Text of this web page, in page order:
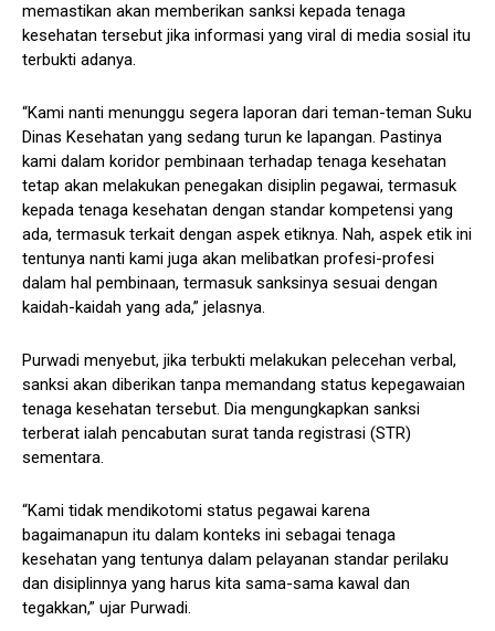
memastikan akan memberikan sanksi kepada tenaga
kesehatan tersebut jika informasi yang viral di media sosial itu
terbukti adanya.
“Kami nanti menunggu segera laporan dari teman-teman Suku
Dinas Kesehatan yang sedang turun ke lapangan. Pastinya
kami dalam koridor pembinaan terhadap tenaga kesehatan
tetap akan melakukan penegakan disiplin pegawai, termasuk
kepada tenaga kesehatan dengan standar kompetensi yang
ada, termasuk terkait dengan aspek etiknya. Nah, aspek etik ini
tentunya nanti kami juga akan melibatkan profesi-profesi
dalam hal pembinaan, termasuk sanksinya sesuai dengan
kaidah-kaidah yang ada,” jelasnya.
Purwadi menyebut, jika terbukti melakukan pelecehan verbal,
sanksi akan diberikan tanpa memandang status kepegawaian
tenaga kesehatan tersebut. Dia mengungkapkan sanksi
terberat ialah pencabutan surat tanda registrasi (STR)
sementara.
“Kami tidak mendikotomi status pegawai karena
bagaimanapun itu dalam konteks ini sebagai tenaga
kesehatan yang tentunya dalam pelayanan standar perilaku
dan disiplinnya yang harus kita sama-sama kawal dan
tegakkan,” ujar Purwadi.